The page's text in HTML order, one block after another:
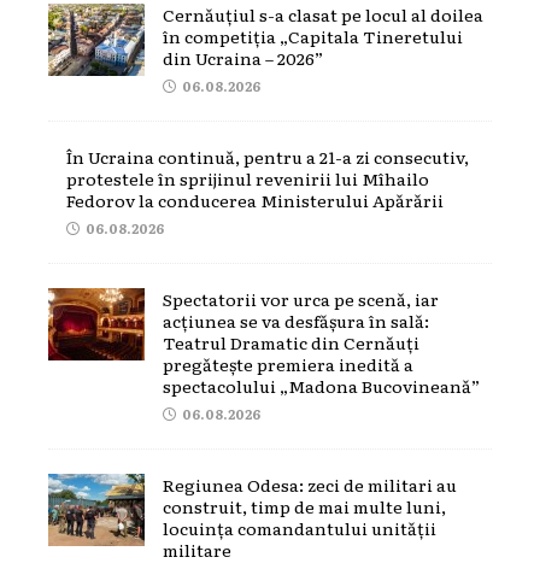
Cernăuțiul s-a clasat pe locul al doilea
în competiția „Capitala Tineretului
din Ucraina – 2026”
06.08.2026
În Ucraina continuă, pentru a 21-a zi consecutiv,
protestele în sprijinul revenirii lui Mîhailo
Fedorov la conducerea Ministerului Apărării
06.08.2026
Spectatorii vor urca pe scenă, iar
acțiunea se va desfășura în sală:
Teatrul Dramatic din Cernăuți
pregătește premiera inedită a
spectacolului „Madona Bucovineană”
06.08.2026
Regiunea Odesa: zeci de militari au
construit, timp de mai multe luni,
locuința comandantului unității
militare